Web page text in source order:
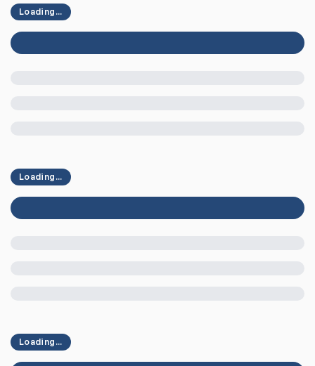
Loading...
Loading...
Loading...